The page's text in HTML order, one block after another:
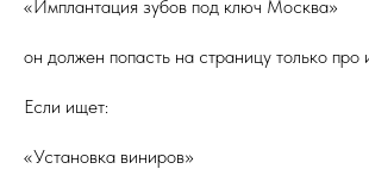
«Имплантация зубов под ключ Москва»
он должен попасть на страницу только про
Если ищет:
«Установка виниров»